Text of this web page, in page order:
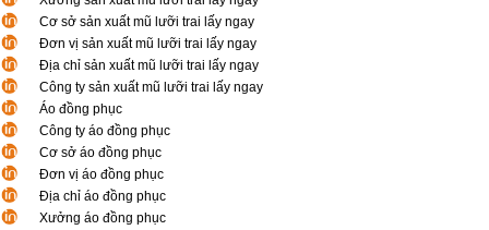
Cơ sở sản xuất mũ lưỡi trai lấy ngay
Đơn vị sản xuất mũ lưỡi trai lấy ngay
Địa chỉ sản xuất mũ lưỡi trai lấy ngay
Công ty sản xuất mũ lưỡi trai lấy ngay
Áo đồng phục
Công ty áo đồng phục
Cơ sở áo đồng phục
Đơn vị áo đồng phục
Địa chỉ áo đồng phục
Xưởng áo đồng phục